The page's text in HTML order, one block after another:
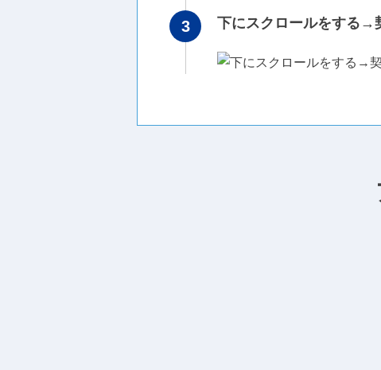
下にスクロールをする→